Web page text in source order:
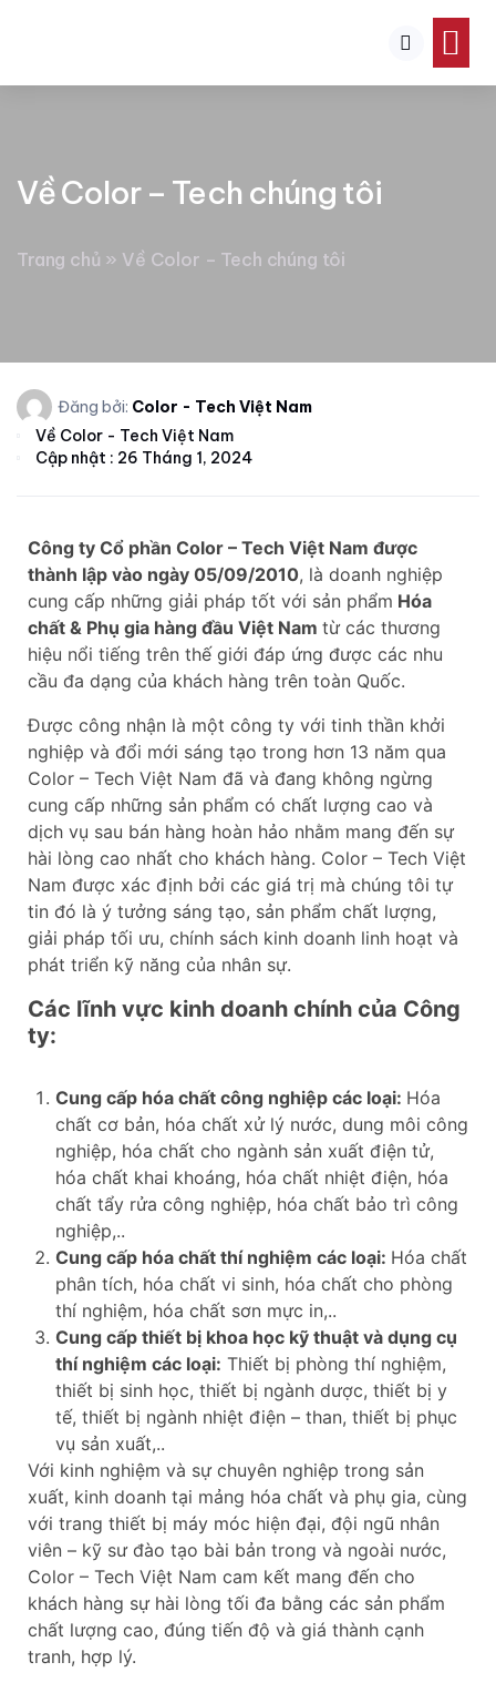
Về Color – Tech chúng tôi
Trang chủ » Về Color – Tech chúng tôi
Đăng bởi: Color - Tech Việt Nam
Về Color - Tech Việt Nam
Cập nhật : 26 Tháng 1, 2024
Công ty Cổ phần Color – Tech Việt Nam được
thành lập vào ngày 05/09/2010, là doanh nghiệp
cung cấp những giải pháp tốt với sản phẩm Hóa
chất & Phụ gia hàng đầu Việt Nam từ các thương
hiệu nổi tiếng trên thế giới đáp ứng được các nhu
cầu đa dạng của khách hàng trên toàn Quốc.
Được công nhận là một công ty với tinh thần khởi
nghiệp và đổi mới sáng tạo trong hơn 13 năm qua
Color – Tech Việt Nam đã và đang không ngừng
cung cấp những sản phẩm có chất lượng cao và
dịch vụ sau bán hàng hoàn hảo nhằm mang đến sự
hài lòng cao nhất cho khách hàng. Color – Tech Việt
Nam được xác định bởi các giá trị mà chúng tôi tự
tin đó là ý tưởng sáng tạo, sản phẩm chất lượng,
giải pháp tối ưu, chính sách kinh doanh linh hoạt và
phát triển kỹ năng của nhân sự.
Các lĩnh vực kinh doanh chính của Công
ty:
Cung cấp hóa chất công nghiệp các loại: Hóa
chất cơ bản, hóa chất xử lý nước, dung môi công
nghiệp, hóa chất cho ngành sản xuất điện tử,
hóa chất khai khoáng, hóa chất nhiệt điện, hóa
chất tẩy rửa công nghiệp, hóa chất bảo trì công
nghiệp,..
Cung cấp hóa chất thí nghiệm các loại: Hóa chất
phân tích, hóa chất vi sinh, hóa chất cho phòng
thí nghiệm, hóa chất sơn mực in,..
Cung cấp thiết bị khoa học kỹ thuật và dụng cụ
thí nghiệm các loại: Thiết bị phòng thí nghiệm,
thiết bị sinh học, thiết bị ngành dược, thiết bị y
tế, thiết bị ngành nhiệt điện – than, thiết bị phục
vụ sản xuất,..
Với kinh nghiệm và sự chuyên nghiệp trong sản
xuất, kinh doanh tại mảng hóa chất và phụ gia, cùng
với trang thiết bị máy móc hiện đại, đội ngũ nhân
viên – kỹ sư đào tạo bài bản trong và ngoài nước,
Color – Tech Việt Nam cam kết mang đến cho
khách hàng sự hài lòng tối đa bằng các sản phẩm
chất lượng cao, đúng tiến độ và giá thành cạnh
tranh, hợp lý.